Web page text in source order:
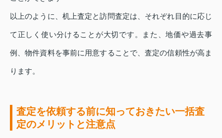
以上のように、机上査定と訪問査定は、それぞれ目的に応じ
て正しく使い分けることが大切です。また、地価や過去事
例、物件資料を事前に用意することで、査定の信頼性が高ま
ります。
査定を依頼する前に知っておきたい一括査
定のメリットと注意点